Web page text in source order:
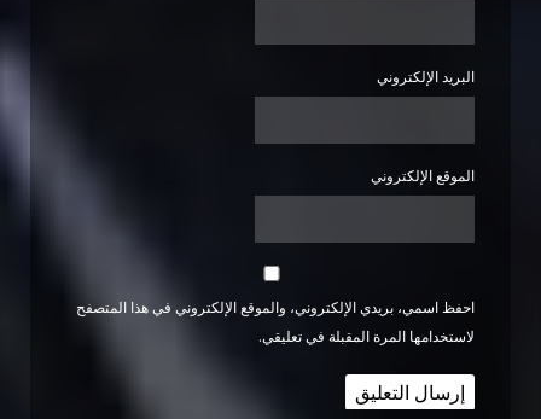
البريد الإلكتروني
الموقع الإلكتروني
احفظ اسمي، بريدي الإلكتروني، والموقع الإلكتروني في هذا المتصفح
لاستخدامها المرة المقبلة في تعليقي.